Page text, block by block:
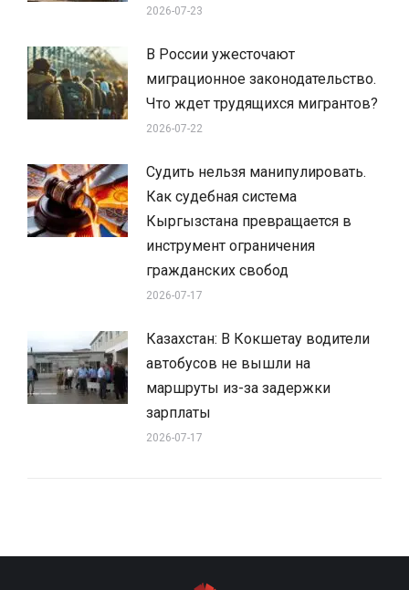
2026-07-23
В России ужесточают
миграционное законодательство.
Что ждет трудящихся мигрантов?
2026-07-22
Судить нельзя манипулировать.
Как судебная система
Кыргызстана превращается в
инструмент ограничения
гражданских свобод
2026-07-17
Казахстан: В Кокшетау водители
автобусов не вышли на
маршруты из-за задержки
зарплаты
2026-07-17